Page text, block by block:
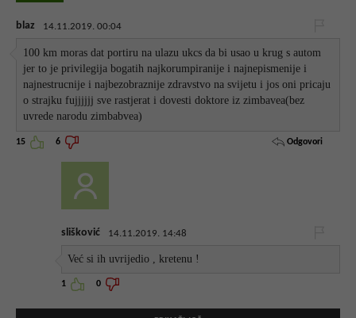
blaz 14.11.2019. 00:04
100 km moras dat portiru na ulazu ukcs da bi usao u krug s autom
jer to je privilegija bogatih najkorumpiranije i najnepismenije i
najnestrucnije i najbezobraznije zdravstvo na svijetu i jos oni pricaju
o strajku fujjjjjj sve rastjerat i dovesti doktore iz zimbavea(bez
uvrede narodu zimbabvea)
15 6 Odgovori
slišković 14.11.2019. 14:48
Već si ih uvrijedio , kretenu !
1 0